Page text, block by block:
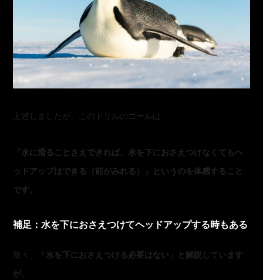
上述しましたが、このドリルのゴールは
「水に滑ることさえできれば、水を下におさえつけなくてもヘ
ッドアップはできる（前がみれる）」というのを体感すること
です。
補足：水を下におさえつけてヘッドアップする時もある
散々、
「水を下におさえつける必要はない」と解説しています
が、